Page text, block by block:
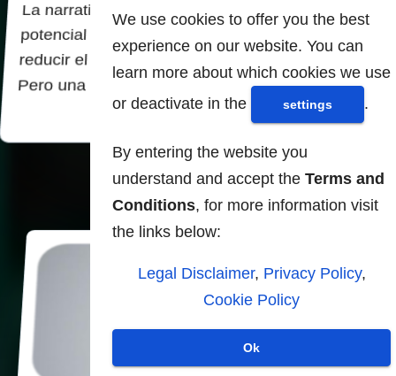
We use cookies to offer you the best
experience on our website. You can
learn more about which cookies we use
or deactivate in the
settings .
By entering the website you
understand and accept the Terms and
Conditions, for more information visit
the links below:
Legal Disclaimer, Privacy Policy,
Cookie Policy
Ok
La narrativa que rodea la biometría enfatiza su
potencial para combatir el fraude de identidad,
reducir el robo y mejorar la seguridad personal.
Pero una perspectiva más crítica sugiere que…